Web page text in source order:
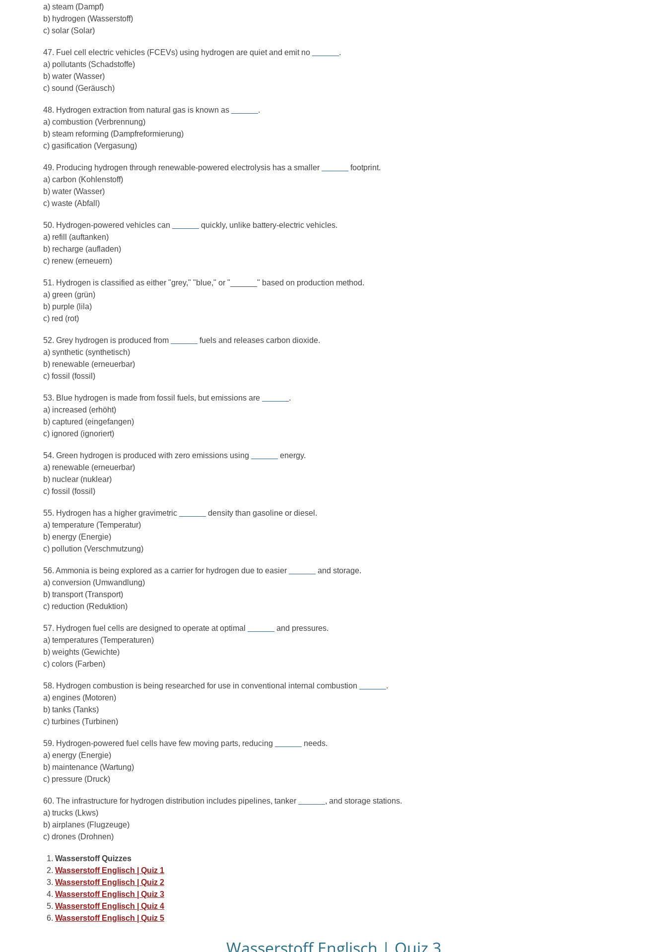
a) steam (Dampf)
b) hydrogen (Wasserstoff)
c) solar (Solar)
47. Fuel cell electric vehicles (FCEVs) using hydrogen are quiet and emit no
.
a) pollutants (Schadstoffe)
b) water (Wasser)
c) sound (Geräusch)
48. Hydrogen extraction from natural gas is known as
.
a) combustion (Verbrennung)
b) steam reforming (Dampfreformierung)
c) gasification (Vergasung)
49. Producing hydrogen through renewable-powered electrolysis has a smaller
footprint.
a) carbon (Kohlenstoff)
b) water (Wasser)
c) waste (Abfall)
50. Hydrogen-powered vehicles can
quickly, unlike battery-electric vehicles.
a) refill (auftanken)
b) recharge (aufladen)
c) renew (erneuern)
51. Hydrogen is classified as either "grey," "blue," or "______" based on production method.
a) green (grün)
b) purple (lila)
c) red (rot)
52. Grey hydrogen is produced from
fuels and releases carbon dioxide.
a) synthetic (synthetisch)
b) renewable (erneuerbar)
c) fossil (fossil)
53. Blue hydrogen is made from fossil fuels, but emissions are
.
a) increased (erhöht)
b) captured (eingefangen)
c) ignored (ignoriert)
54. Green hydrogen is produced with zero emissions using
energy.
a) renewable (erneuerbar)
b) nuclear (nuklear)
c) fossil (fossil)
55. Hydrogen has a higher gravimetric
density than gasoline or diesel.
a) temperature (Temperatur)
b) energy (Energie)
c) pollution (Verschmutzung)
56. Ammonia is being explored as a carrier for hydrogen due to easier
and storage.
a) conversion (Umwandlung)
b) transport (Transport)
c) reduction (Reduktion)
57. Hydrogen fuel cells are designed to operate at optimal
and pressures.
a) temperatures (Temperaturen)
b) weights (Gewichte)
c) colors (Farben)
58. Hydrogen combustion is being researched for use in conventional internal combustion
.
a) engines (Motoren)
b) tanks (Tanks)
c) turbines (Turbinen)
59. Hydrogen-powered fuel cells have few moving parts, reducing
needs.
a) energy (Energie)
b) maintenance (Wartung)
c) pressure (Druck)
60. The infrastructure for hydrogen distribution includes pipelines, tanker
, and storage stations.
a) trucks (Lkws)
b) airplanes (Flugzeuge)
c) drones (Drohnen)
Wasserstoff Quizzes
Wasserstoff Englisch | Quiz 1
Wasserstoff Englisch | Quiz 2
Wasserstoff Englisch | Quiz 3
Wasserstoff Englisch | Quiz 4
Wasserstoff Englisch | Quiz 5